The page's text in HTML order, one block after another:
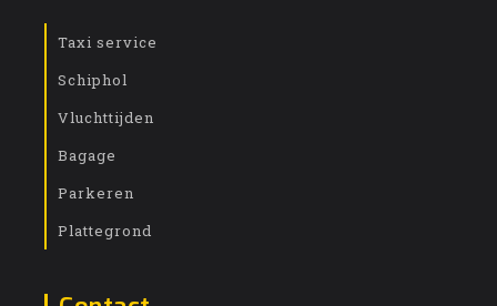
Taxi service
Schiphol
Vluchttijden
Bagage
Parkeren
Plattegrond